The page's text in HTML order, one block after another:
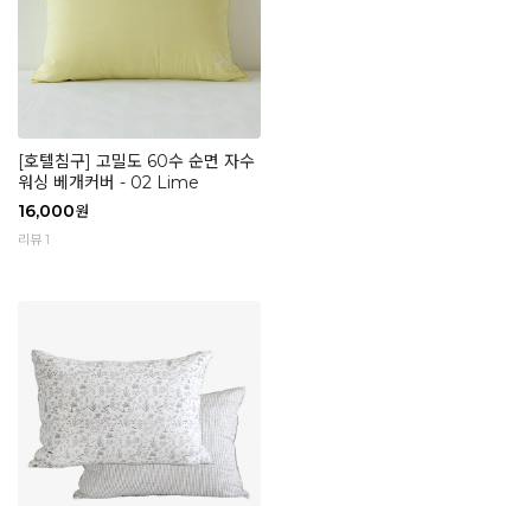
[호텔침구] 고밀도 60수 순면 자수
워싱 베개커버 - 02 Lime
16,000원
리뷰 1